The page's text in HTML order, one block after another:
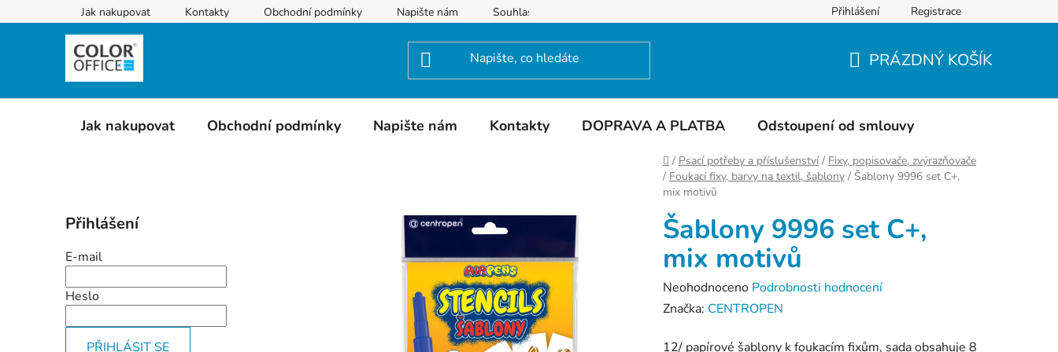
na
Jak nakupovat Kontakty Obchodní podmínky Napište nám Souhlas se zpracováním osobních údajů Hodnocení obchodu
Přihlášení Registrace
KOŠÍK
PRÁZDNÝ KOŠÍK
Jak nakupovat Obchodní podmínky Napište nám Kontakty DOPRAVA A PLATBA Odstoupení od smlouvy
Domů
/ Psací potřeby a příslušenství / Fixy, popisovače, zvýrazňovače
/ Foukací fixy, barvy na textil, šablony / Šablony 9996 set C+,
mix motivů
o
s
t
r
a
n
Přihlášení
E-mail
Heslo
PŘIHLÁSIT SE
Šablony 9996 set C+,
mix motivů
Průměrné
hodnocení
Neohodnoceno Podrobnosti hodnocení
Značka: CENTROPEN
12/ papírové šablony k foukacím fixům, sada obsahuje 8